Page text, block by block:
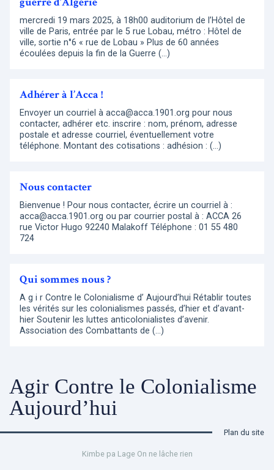
mercredi 19 mars 2025, à 18h00 auditorium de l’Hôtel de
ville de Paris, entrée par le 5 rue Lobau, métro : Hôtel de
ville, sortie n°6 « rue de Lobau » Plus de 60 années
écoulées depuis la fin de la Guerre (…)
Adhérer à l’Acca !
Envoyer un courriel à acca@acca.1901.org pour nous
contacter, adhérer etc. inscrire : nom, prénom, adresse
postale et adresse courriel, éventuellement votre
téléphone. Montant des cotisations : adhésion : (…)
Nous contacter
Bienvenue ! Pour nous contacter, écrire un courriel à :
acca@acca.1901.org ou par courrier postal à : ACCA 26
rue Victor Hugo 92240 Malakoff Téléphone : 01 55 480
724
Qui sommes nous ?
A g i r Contre le Colonialisme d’ Aujourd’hui Rétablir toutes
les vérités sur les colonialismes passés, d’hier et d’avant-
hier Soutenir les luttes anticolonialistes d’avenir.
Association des Combattants de (…)
Agir Contre le Colonialisme
Aujourd’hui
Plan du site
Kimbe pa Lage On ne lâche rien